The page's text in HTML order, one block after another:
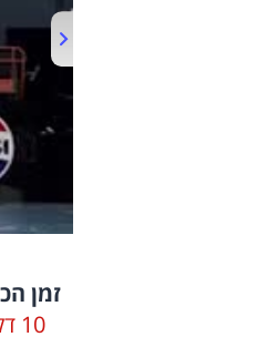
זמן
10 דקות